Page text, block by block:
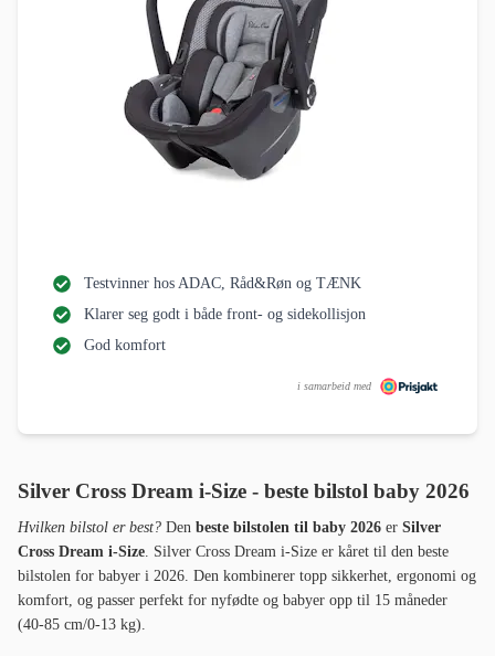
Testvinner hos ADAC, Råd&Røn og TÆNK
Klarer seg godt i både front- og sidekollisjon
God komfort
i samarbeid med
Silver Cross Dream i-Size - beste bilstol baby 2026
Hvilken bilstol er best? Den beste bilstolen til baby 2026 er Silver
Cross Dream i-Size . Silver Cross Dream i-Size er kåret til den beste
bilstolen for babyer i 2026. Den kombinerer topp sikkerhet, ergonomi og
komfort, og passer perfekt for nyfødte og babyer opp til 15 måneder
(40-85 cm/0-13 kg).